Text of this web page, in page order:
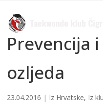
Prevencija
ozljeda
23.04.2016 | Iz Hrvatske, Iz